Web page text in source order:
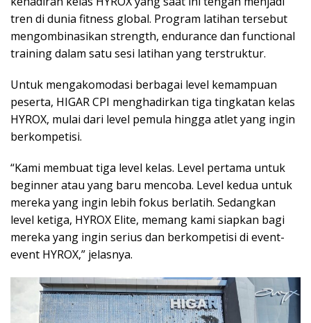
tren di dunia fitness global. Program latihan tersebut
mengombinasikan strength, endurance dan functional
training dalam satu sesi latihan yang terstruktur.
Untuk mengakomodasi berbagai level kemampuan
peserta, HIGAR CPI menghadirkan tiga tingkatan kelas
HYROX, mulai dari level pemula hingga atlet yang ingin
berkompetisi.
“Kami membuat tiga level kelas. Level pertama untuk
beginner atau yang baru mencoba. Level kedua untuk
mereka yang ingin lebih fokus berlatih. Sedangkan
level ketiga, HYROX Elite, memang kami siapkan bagi
mereka yang ingin serius dan berkompetisi di event-
event HYROX,” jelasnya.